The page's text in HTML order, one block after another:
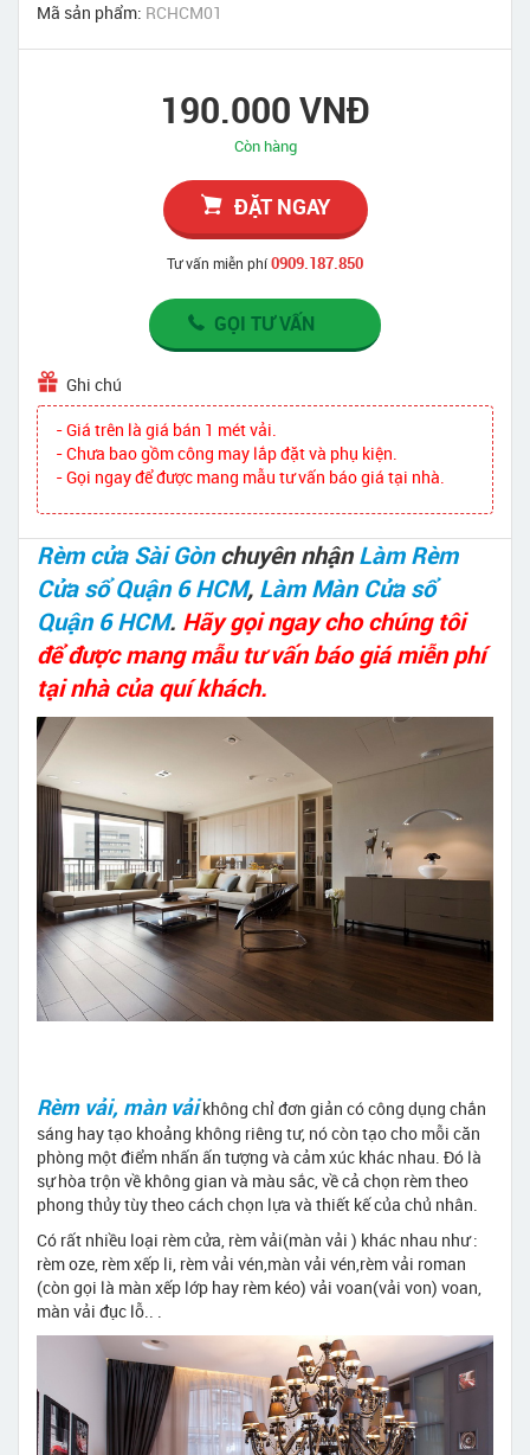
Mã sản phẩm: RCHCM01
190.000 VNĐ
Còn hàng
ĐẶT NGAY
Tư vấn miễn phí0909.187.850
GỌI TƯ VẤN
Ghi chú
- Giá trên là giá bán 1 mét vải.
- Chưa bao gồm công may lắp đặt và phụ kiện.
- Gọi ngay để được mang mẫu tư vấn báo giá tại nhà.
Rèm cửa Sài Gònchuyên nhậnLàm Rèm
Cửa sổ Quận 6 HCM, Làm Màn Cửa sổ
Quận 6 HCM. Hãy gọi ngay cho chúng tôi
để được mang mẫu tư vấn báo giá miễn phí
tại nhà của quí khách.
Rèm vải, màn vảikhông chỉ đơn giản có công dụng chắn
sáng hay tạo khoảng không riêng tư, nó còn tạo cho mỗi căn
phòng một điểm nhấn ấn tượng và cảm xúc khác nhau. Đó là
sự hòa trộn về không gian và màu sắc, về cả chọn rèm theo
phong thủy tùy theo cách chọn lựa và thiết kế của chủ nhân.
Có rất nhiều loại rèm cửa, rèm vải(màn vải ) khác nhau như :
rèm oze, rèm xếp li, rèm vải vén,màn vải vén,rèm vải roman
(còn gọi là màn xếp lớp hay rèm kéo) vải voan(vải von) voan,
màn vải đục lỗ.. .